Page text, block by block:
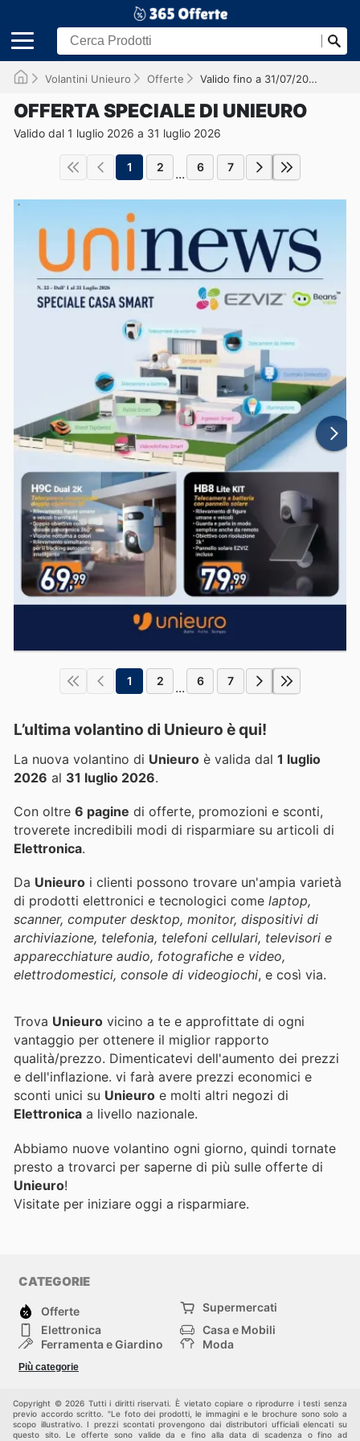
Volantini Unieuro Offerte Valido fino a 31/07/2026
OFFERTA SPECIALE DI UNIEURO
Valido dal 1 luglio 2026 a 31 luglio 2026
1 2 ... 6 7
1 2 ... 6 7
L’ultima volantino di Unieuro è qui!
La nuova volantino di Unieuro è valida dal 1 luglio
2026 al 31 luglio 2026.
Con oltre 6 pagine di offerte, promozioni e sconti,
troverete incredibili modi di risparmiare su articoli di
Elettronica.
Da Unieuro i clienti possono trovare un'ampia varietà
di prodotti elettronici e tecnologici come laptop,
scanner, computer desktop, monitor, dispositivi di
archiviazione, telefonia, telefoni cellulari, televisori e
apparecchiature audio, fotografiche e video,
elettrodomestici, console di videogiochi, e così via.
Trova Unieuro vicino a te e approfittate di ogni
vantaggio per ottenere il miglior rapporto
qualità/prezzo. Dimenticatevi dell'aumento dei prezzi
e dell'inflazione. vi farà avere prezzi economici e
sconti unici su Unieuro e molti altri negozi di
Elettronica a livello nazionale.
Abbiamo nuove volantino ogni giorno, quindi tornate
presto a trovarci per saperne di più sulle offerte di
Unieuro!
Visitate per iniziare oggi a risparmiare.
CATEGORIE
Offerte
Supermercati
Elettronica
Casa e Mobili
Ferramenta e Giardino
Moda
Bambini e Neonati
Più categorie
Copyright © 2026 Tutti i diritti riservati. È vietato copiare o riprodurre i testi senza
previo accordo scritto. "Le foto dei prodotti, le immagini e le brochure sono solo a
scopo illustrativo. I prezzi scontati provengono dai distributori ufficiali elencati su
questo sito. Le offerte sono valide da e fino alla data di scadenza o fino ad